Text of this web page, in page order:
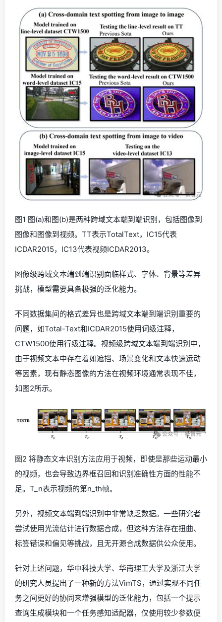
图1 图(a)和图(b)是两种跨域文本端到端识别，包括图像到
图像和图像到视频。TT表示TotalText，IC15代表
ICDAR2015，IC13代表视频ICDAR2013。
图像级跨域文本端到端识别面临样式、字体、背景等差异
挑战，模型需要具备极强的泛化能力。
不同数据集间的格式差异也是跨域文本端到端识别重要的
问题，如Total-Text和ICDAR2015使用词级注释，
CTW1500使用行级注释。视频级跨域文本端到端识别中，
由于视频文本中存在着如遮挡、场景变化和文本快速运动
等因素，现有静态图像的方法在视频环境通常表现不佳，
如图2所示。
图2 将静态文本识别方法应用于视频，即使是那些运动最小
的视频，也会导致边界框召回和识别准确性方面的性能不
足。T_n表示视频的第n_th帧。
另外，视频文本端到端识别中非常缺乏数据。一些研究者
尝试使用光流估计进行数据合成，但这种方法存在扭曲、
标签错误和偏见等挑战，且无开源合成数据供公众使用。
针对上述问题，华中科技大学、华南理工大学及浙江大学
的研究人员提出了一种新的方法VimTS，通过实现不同任
务之间更好的协同来增强模型的泛化能力，包括一个提示
查询生成模块和一个任务感知适配器，仅使用较少参数便